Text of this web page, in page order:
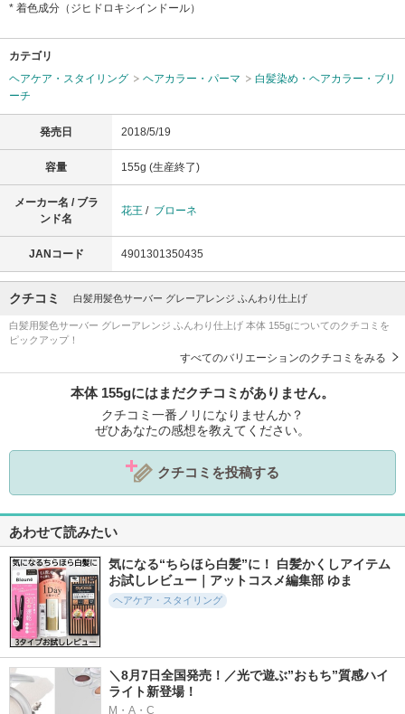
* 着色成分（ジヒドロキシインドール）
カテゴリ
ヘアケア・スタイリング
ヘアカラー・パーマ
白髪染め・ヘアカラー・ブリ
ーチ
発売日 2018/5/19
容量 155g (生産終了)
メーカー名 / ブラ
ンド名
花王 / ブローネ
JANコード 4901301350435
クチコミ 白髪用髪色サーバー グレーアレンジ ふんわり仕上げ
白髪用髪色サーバー グレーアレンジ ふんわり仕上げ 本体 155gについてのクチコミを
ピックアップ！
すべてのバリエーションのクチコミをみる
本体 155gにはまだクチコミがありません。
クチコミ一番ノリになりませんか？
ぜひあなたの感想を教えてください。
クチコミを投稿する
あわせて読みたい
気になる“ちらほら白髪”に！ 白髪かくしアイテム
お試しレビュー｜アットコスメ編集部 ゆま
ヘアケア・スタイリング
＼8月7日全国発売！／光で遊ぶ”おもち”質感ハイ
ライト新登場！
M・A・C